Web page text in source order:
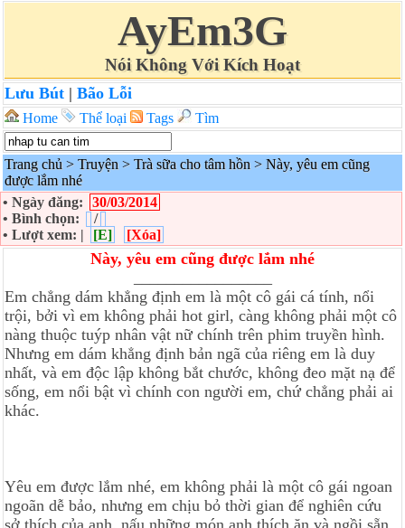
AyEm3G
Nói Không Với Kích Hoạt
Lưu Bút | Bão Lỗi
Home Thể loại Tags Tìm
Trang chủ > Truyện > Trà sữa cho tâm hồn > Này, yêu em cũng
được lắm nhé
• Ngày đăng:
30/03/2014
• Bình chọn:
/
• Lượt xem: |
[E] [Xóa]
Này, yêu em cũng được lắm nhé
Em chẳng dám khẳng định em là một cô gái cá tính, nổi
trội, bởi vì em không phải hot girl, càng không phải một cô
nàng thuộc tuýp nhân vật nữ chính trên phim truyền hình.
Nhưng em dám khẳng định bản ngã của riêng em là duy
nhất, và em độc lập không bắt chước, không đeo mặt nạ để
sống, em nổi bật vì chính con người em, chứ chẳng phải ai
khác.
Yêu em được lắm nhé, em không phải là một cô gái ngoan
ngoãn dễ bảo, nhưng em chịu bỏ thời gian để nghiên cứu
sở thích của anh, nấu những món anh thích ăn và ngồi sẵn